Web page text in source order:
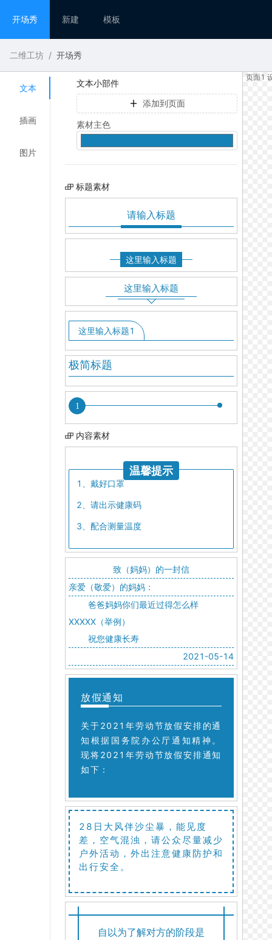
开场秀 新建 模板
二维工坊 / 开场秀
文本
插画
图片
文本小部件
添加到页面
素材主色
标题素材
请输入标题
这里输入标题
这里输入标题
这里输入标题1
极简标题
1
内容素材
温馨提示
1、戴好口罩
2、请出示健康码
3、配合测量温度
致（妈妈）的一封信
亲爱（敬爱）的妈妈：
爸爸妈妈你们最近过得怎么样
XXXXX（举例）
祝您健康长寿
2021-05-14
放假通知
关于2021年劳动节放假安排的通
知根据国务院办公厅通知精神。
现将2021年劳动节放假安排通知
如下：
28日大风伴沙尘暴，能见度
差，空气混浊，请公众尽量减少
户外活动，外出注意健康防护和
出行安全。
自以为了解对方的阶段是
页面1